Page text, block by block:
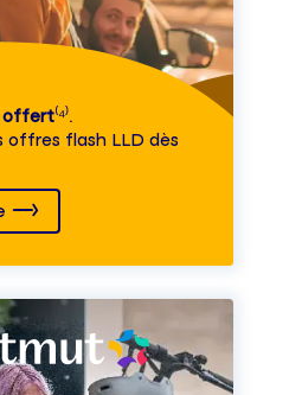
offert⁽⁴⁾.
offres flash LLD dès